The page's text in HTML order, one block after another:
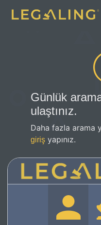
Günlük
ulaştınız.
Daha fazla arama
giriş yapınız.